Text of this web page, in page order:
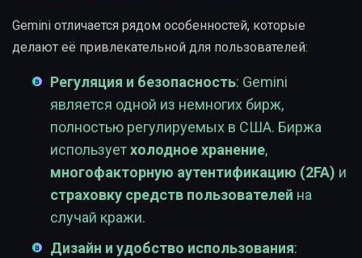
Gemini отличается рядом особенностей, которые
делают её привлекательной для пользователей:
Регуляция и безопасность: Gemini
является одной из немногих бирж,
полностью регулируемых в США. Биржа
используетхолодное хранение,
многофакторную аутентификацию (2FA) и
страховку средств пользователей на
случай кражи.
Дизайн и удобство использования: